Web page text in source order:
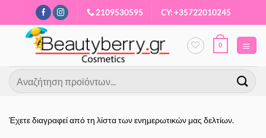
Μετάβαση
περιεχόμενο
2109530595 CY: +35722010245
0
Αναζήτηση
για:
Έχετε διαγραφεί από τη λίστα των ενημερωτικών μας δελτίων.